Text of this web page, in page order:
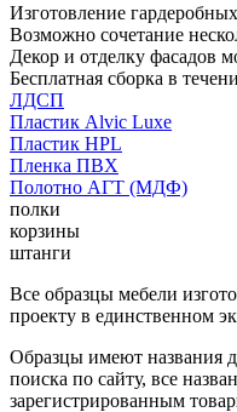
Изготовление
Возможно сочетание
Декор и отделку фасадов
Бесплатная сборка в
ЛДСП
Пластик Alvic Luxe
Пластик HPL
Пленка ПВХ
Полотно АГТ (МДФ)
полки
корзины
штанги
Все образцы мебели
проекту в единственном
Образцы имеют названия
поиска по сайту, все
зарегистрированным